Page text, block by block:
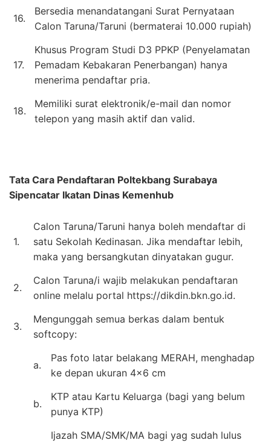
16.
Bersedia menandatangani Surat Pernyataan
Calon Taruna/Taruni (bermaterai 10.000 rupiah)
17.
Khusus Program Studi D3 PPKP (Penyelamatan
Pemadam Kebakaran Penerbangan) hanya
menerima pendaftar pria.
18.
Memiliki surat elektronik/e-mail dan nomor
telepon yang masih aktif dan valid.
Tata Cara Pendaftaran Poltekbang Surabaya
Sipencatar Ikatan Dinas Kemenhub
1.
Calon Taruna/Taruni hanya boleh mendaftar di
satu Sekolah Kedinasan. Jika mendaftar lebih,
maka yang bersangkutan dinyatakan gugur.
2.
Calon Taruna/i wajib melakukan pendaftaran
online melalu portal https://dikdin.bkn.go.id.
3.
Mengunggah semua berkas dalam bentuk
softcopy:
a.
Pas foto latar belakang MERAH, menghadap
ke depan ukuran 4×6 cm
b.
KTP atau Kartu Keluarga (bagi yang belum
punya KTP)
Ijazah SMA/SMK/MA bagi yag sudah lulus